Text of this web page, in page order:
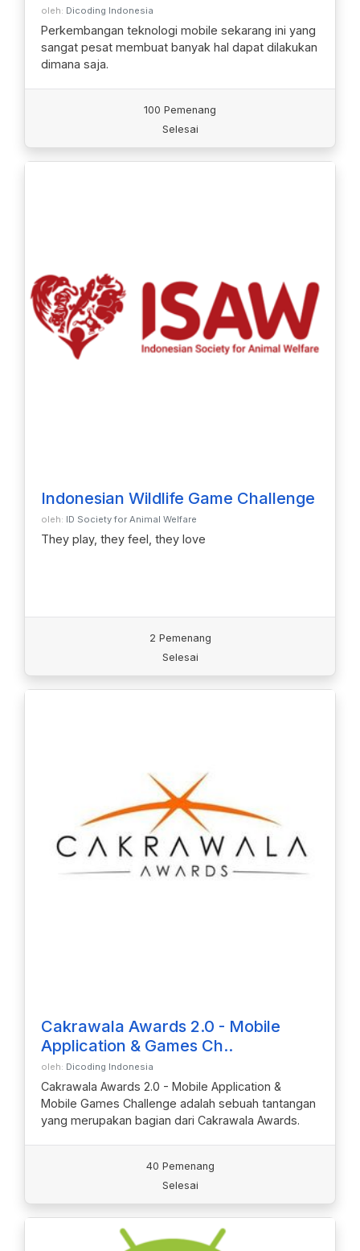
oleh: Dicoding Indonesia
Perkembangan teknologi mobile sekarang ini yang
sangat pesat membuat banyak hal dapat dilakukan
dimana saja.
100 Pemenang
Selesai
Indonesian Wildlife Game Challenge
oleh: ID Society for Animal Welfare
They play, they feel, they love
2 Pemenang
Selesai
Cakrawala Awards 2.0 - Mobile
Application & Games Ch..
oleh: Dicoding Indonesia
Cakrawala Awards 2.0 - Mobile Application &
Mobile Games Challenge adalah sebuah tantangan
yang merupakan bagian dari Cakrawala Awards.
40 Pemenang
Selesai